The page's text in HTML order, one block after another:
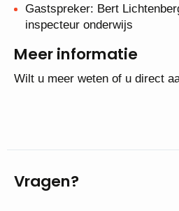
Gastspreker: Bert
inspecteur onderwijs
Meer informatie
Wilt u meer weten of u direct
Vragen?